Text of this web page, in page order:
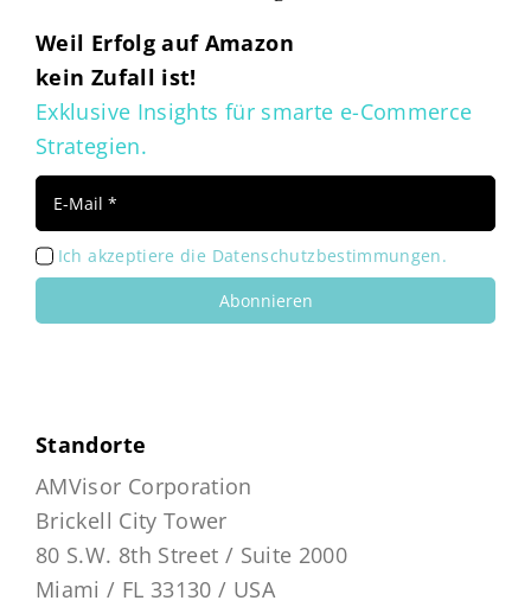
Weil Erfolg auf Amazon
kein Zufall ist!
Exklusive Insights für smarte e-Commerce
Strategien.
Ich akzeptiere die Datenschutzbestimmungen.
Abonnieren
Standorte
AMVisor Corporation
Brickell City Tower
80 S.W. 8th Street / Suite 2000
Miami / FL 33130 / USA